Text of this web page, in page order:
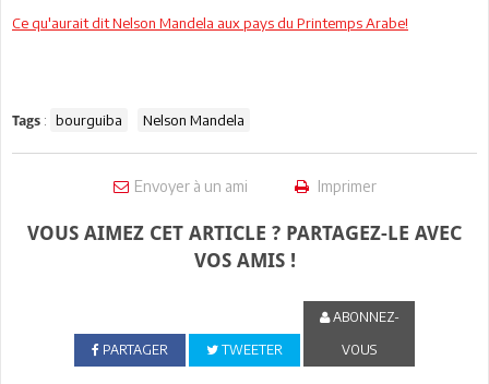
Ce qu'aurait dit Nelson Mandela aux pays du Printemps Arabe!
Tags : bourguiba Nelson Mandela
Envoyer à un ami Imprimer
VOUS AIMEZ CET ARTICLE ? PARTAGEZ-LE AVEC
VOS AMIS !
PARTAGER TWEETER
ABONNEZ-
VOUS